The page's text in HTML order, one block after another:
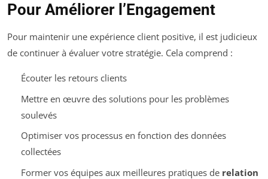
Pour Améliorer l’Engagement
Pour maintenir une expérience client positive, il est judicieux
de continuer à évaluer votre stratégie. Cela comprend :
Écouter les retours clients
Mettre en œuvre des solutions pour les problèmes
soulevés
Optimiser vos processus en fonction des données
collectées
Former vos équipes aux meilleures pratiques de relation